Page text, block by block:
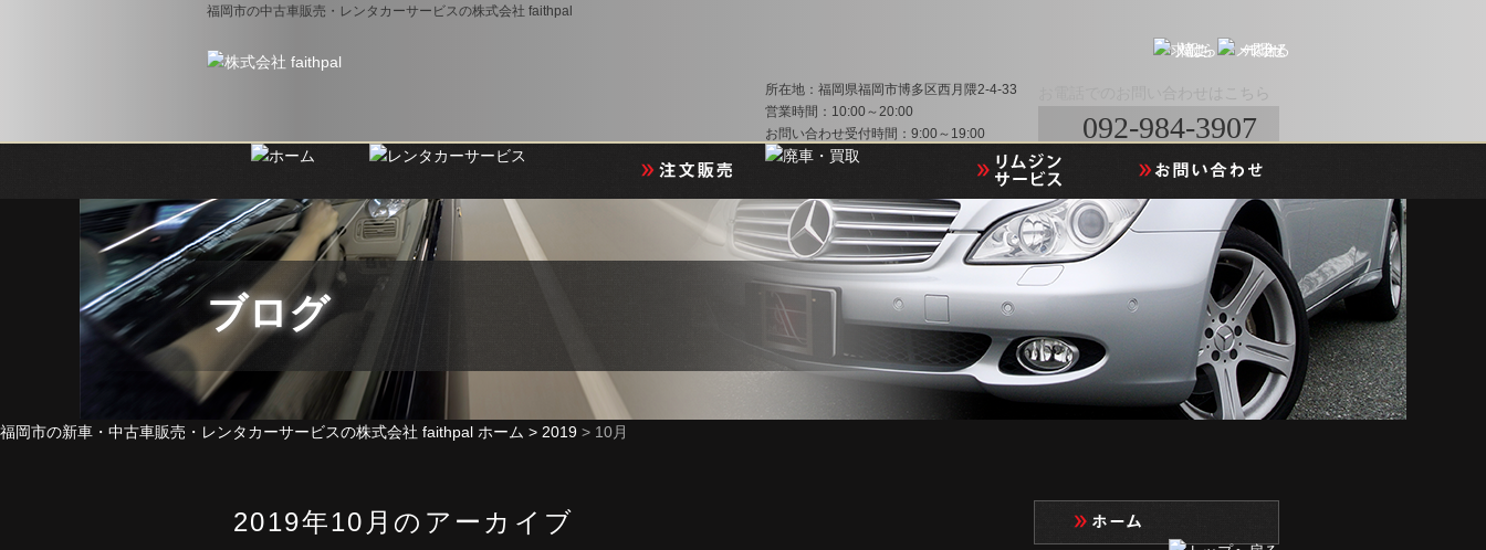
福岡市の中古車販売・レンタカーサービスの株式会社 faithpal
所在地：福岡県福岡市博多区西月隈2-4-33
営業時間：10:00～20:00
お問い合わせ受付時間：9:00～19:00
お電話でのお問い合わせはこちら
092-984-3907
ブログ
福岡市の新車・中古車販売・レンタカーサービスの株式会社 faithpal ホーム > 2019 > 10月
2019年10月のアーカイブ